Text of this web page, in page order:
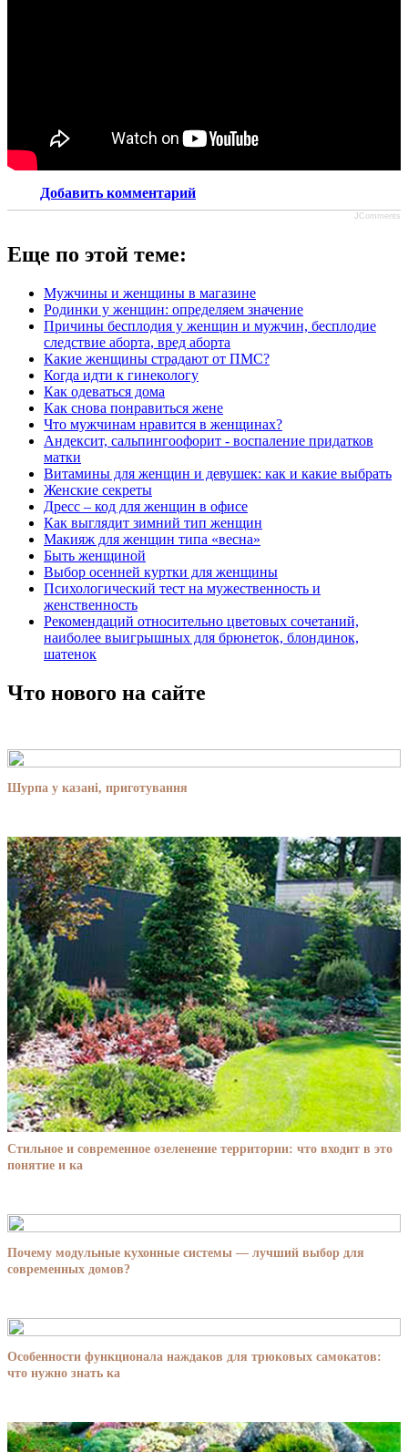
Добавить комментарий
JComments
Еще по этой теме:
Мужчины и женщины в магазине
Родинки у женщин: определяем значение
Причины бесплодия у женщин и мужчин, бесплодие
следствие аборта, вред аборта
Какие женщины страдают от ПМС?
Когда идти к гинекологу
Как одеваться дома
Как снова понравиться жене
Что мужчинам нравится в женщинах?
Андексит, сальпингоофорит - воспаление придатков
матки
Витамины для женщин и девушек: как и какие выбрать
Женские секреты
Дресс – код для женщин в офисе
Как выглядит зимний тип женщин
Макияж для женщин типа «весна»
Быть женщиной
Выбор осенней куртки для женщины
Психологический тест на мужественность и
женственность
Рекомендаций относительно цветовых сочетаний,
наиболее выигрышных для брюнеток, блондинок,
шатенок
Что нового на сайте
Шурпа у казані, приготування
Стильное и современное озеленение территории: что входит в это
понятие и ка
Почему модульные кухонные системы — лучший выбор для
современных домов?
Особенности функционала наждаков для трюковых самокатов:
что нужно знать ка